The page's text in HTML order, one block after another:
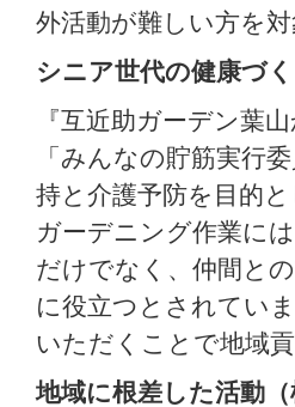
外活動が難しい方を
シニア世代の健康づ
『互近助ガーデン葉
「みんなの貯筋実行
持と介護予防を目的
ガーデニング作業に
だけでなく、仲間と
に役立つとされてい
いただくことで地域
地域に根差した活動